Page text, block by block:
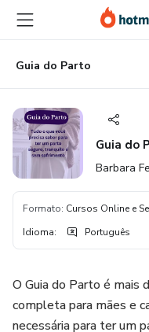
para
conteúdo
principal
para
pagamento
para
rodapé
Guia do Parto
Guia do
Barbara
Formato: Cursos Online e
Idioma: Português
O Guia do Parto é mais
completa para mães e
necessária para ter um